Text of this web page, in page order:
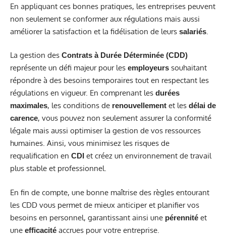
En appliquant ces bonnes pratiques, les entreprises peuvent
non seulement se conformer aux régulations mais aussi
améliorer la satisfaction et la fidélisation de leurs salariés.
La gestion des Contrats à Durée Déterminée (CDD)
représente un défi majeur pour les employeurs souhaitant
répondre à des besoins temporaires tout en respectant les
régulations en vigueur. En comprenant les durées
maximales, les conditions de renouvellement et les délai de
carence, vous pouvez non seulement assurer la conformité
légale mais aussi optimiser la gestion de vos ressources
humaines. Ainsi, vous minimisez les risques de
requalification en CDI et créez un environnement de travail
plus stable et professionnel.
En fin de compte, une bonne maîtrise des règles entourant
les CDD vous permet de mieux anticiper et planifier vos
besoins en personnel, garantissant ainsi une pérennité et
une efficacité accrues pour votre entreprise.